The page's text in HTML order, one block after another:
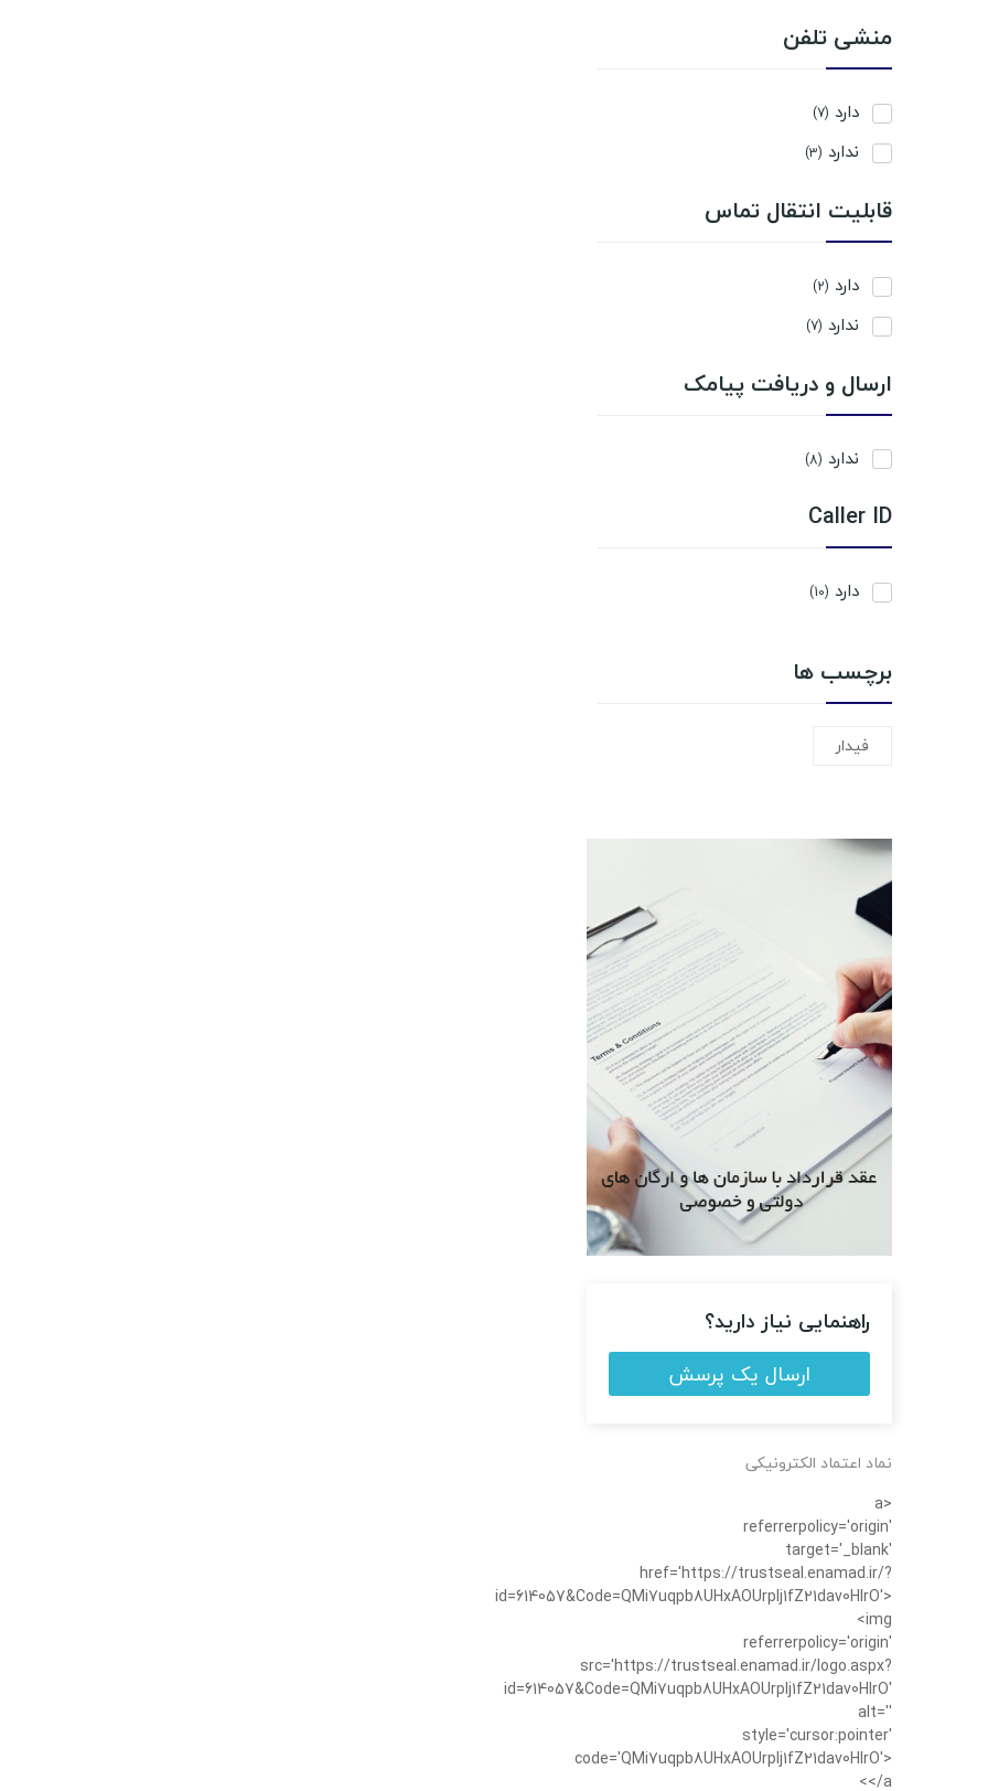
منشی تلفن
دارد (7)
ندارد (3)
قابلیت انتقال تماس
دارد (2)
ندارد (7)
ارسال و دریافت پیامک
ندارد (8)
Caller ID
دارد (10)
برچسب ها
فیدار
راهنمایی نیاز دارید؟
ارسال یک پرسش
نماد اعتماد الکترونیکی
<a
referrerpolicy='origin'
target='_blank'
href='https://trustseal.enamad.ir/?
id=614057&Code=QMi7uqpb8UHxAOUrplj1fZ21dav0HIrO'>
<img
referrerpolicy='origin'
src='https://trustseal.enamad.ir/logo.aspx?
id=614057&Code=QMi7uqpb8UHxAOUrplj1fZ21dav0HIrO'
alt=''
style='cursor:pointer'
code='QMi7uqpb8UHxAOUrplj1fZ21dav0HIrO'>
</a>